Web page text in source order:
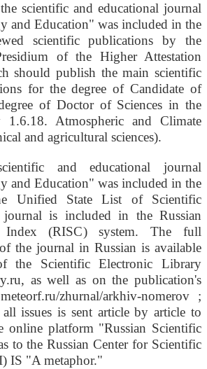
scientific and educational journal
and Education" was included in the
scientific publications by the
of the Higher Attestation
should publish the main scientific
for the degree of Candidate of
of Doctor of Sciences in the
1.6.18. Atmospheric and Climate
and agricultural sciences).
and educational journal
and Education" was included in the
Unified State List of Scientific
journal is included in the Russian
Index (RISC) system. The full
the journal in Russian is available
the Scientific Electronic Library
as well as on the publication's
zhurnal/arkhiv-nomerov ;
issues is sent article by article to
online platform "Russian Scientific
to the Russian Center for Scientific
IS "A metaphor."